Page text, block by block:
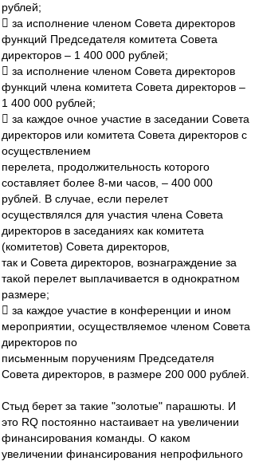
рублей;
 за исполнение членом Совета директоров
функций Председателя комитета Совета
директоров – 1 400 000 рублей;
 за исполнение членом Совета директоров
функций члена комитета Совета директоров –
1 400 000 рублей;
 за каждое очное участие в заседании Совета
директоров или комитета Совета директоров с
осуществлением
перелета, продолжительность которого
составляет более 8-ми часов, – 400 000
рублей. В случае, если перелет
осуществлялся для участия члена Совета
директоров в заседаниях как комитета
(комитетов) Совета директоров,
так и Совета директоров, вознаграждение за
такой перелет выплачивается в однократном
размере;
 за каждое участие в конференции и ином
мероприятии, осуществляемое членом Совета
директоров по
письменным поручениям Председателя
Совета директоров, в размере 200 000 рублей.
Стыд берет за такие "золотые" парашюты. И
это RQ постоянно настаивает на увеличении
финансирования команды. О каком
увеличении финансирования непрофильного